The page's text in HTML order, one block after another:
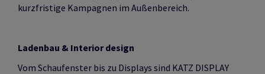
kurzfristige Kampagnen im Außenbereich.
Ladenbau & Interior design
Vom Schaufenster bis zu Displays sind KATZ DISPLAY